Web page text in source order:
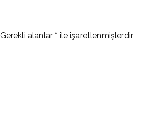
Gerekli alanlar* ile işaretlenmişlerdir